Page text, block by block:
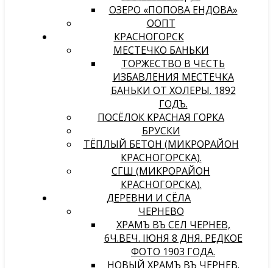
ОЗЕРО «ПОПОВА ЕНДОВА»
ООПТ
КРАСНОГОРСК
МЕСТЕЧКО БАНЬКИ
ТОРЖЕСТВО В ЧЕСТЬ
ИЗБАВЛЕНИЯ МЕСТЕЧКА
БАНЬКИ ОТ ХОЛЕРЫ. 1892
ГОДЪ.
ПОСЁЛОК КРАСНАЯ ГОРКА
БРУСКИ
ТЁПЛЫЙ БЕТОН (МИКРОРАЙОН
КРАСНОГОРСКА).
СГШ (МИКРОРАЙОН
КРАСНОГОРСКА).
ДЕРЕВНИ И СЁЛА
ЧЕРНЕВО
ХРАМЪ ВЪ СЕЛѢ ЧЕРНЕВѢ,
6Ч.ВЕЧ. IЮНЯ 8 ДНЯ. РЕДКОЕ
ФОТО 1903 ГОДА.
НОВЫЙ ХРАМЪ ВЪ ЧЕРНЕВѢ.